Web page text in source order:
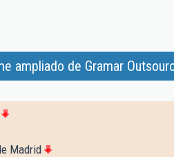
ampliado de Gramar
Madrid